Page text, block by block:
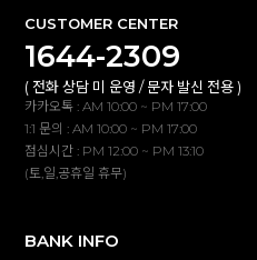
CUSTOMER CENTER
1644-2309
( 전화 상담 미 운영 / 문자 발신 전용 )
카카오톡 : AM 10:00 ~ PM 17:00
1:1 문의 : AM 10:00 ~ PM 17:00
점심시간 : PM 12:00 ~ PM 13:10
(토,일,공휴일 휴무)
BANK INFO